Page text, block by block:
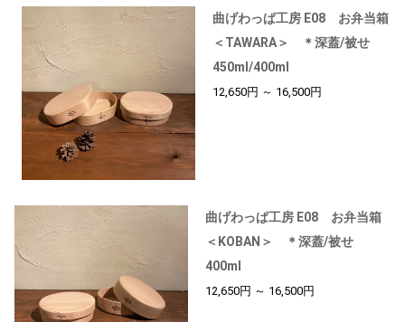
曲げわっぱ工房 E08 お弁当箱
＜TAWARA＞ ＊深蓋/被せ
450ml/400ml
12,650円 ～ 16,500円
曲げわっぱ工房 E08 お弁当箱
＜KOBAN＞ ＊深蓋/被せ
400ml
12,650円 ～ 16,500円